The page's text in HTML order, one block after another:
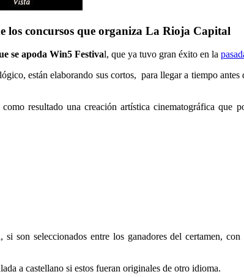
los concursos que organiza La Rioja Capital
se apoda Win5 Festival, que ya tuvo gran éxito en la
están elaborando sus cortos, para llegar a tiempo
resultado una creación artística cinematográfica que
si son seleccionados entre los ganadores del certamen,
a castellano si estos fueran originales de otro idioma.